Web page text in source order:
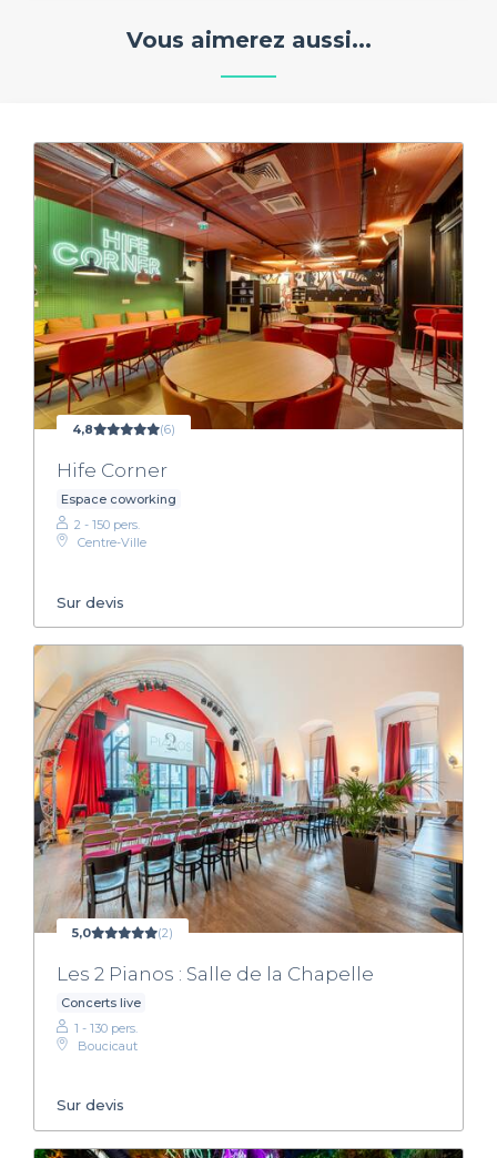
Vous aimerez aussi...
4,8 (6)
Hife Corner
Espace coworking
2 - 150 pers.
Centre-Ville
Sur devis
5,0 (2)
Les 2 Pianos : Salle de la Chapelle
Concerts live
1 - 130 pers.
Boucicaut
Sur devis